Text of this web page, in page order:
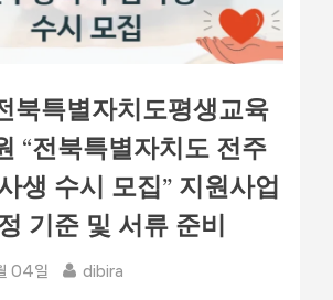
북특별자치도평생교육
“전북특별자치도 전주
생 수시 모집” 지원사업
기준 및 서류 준비
04일 By
dibira